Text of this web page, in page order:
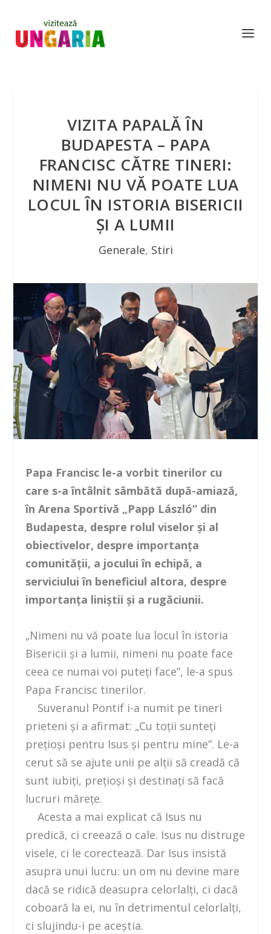
VIZITA PAPALĂ ÎN
BUDAPESTA – PAPA
FRANCISC CĂTRE TINERI:
NIMENI NU VĂ POATE LUA
LOCUL ÎN ISTORIA BISERICII
ŞI A LUMII
Generale, Stiri
Papa Francisc le-a vorbit tinerilor cu
care s-a întâlnit sâmbătă după-amiază,
în Arena Sportivă „Papp László” din
Budapesta, despre rolul viselor şi al
obiectivelor, despre importanţa
comunităţii, a jocului în echipă, a
serviciului în beneficiul altora, despre
importanţa liniştii şi a rugăciunii.
„Nimeni nu vă poate lua locul în istoria
Bisericii şi a lumii, nimeni nu poate face
ceea ce numai voi puteţi face”, le-a spus
Papa Francisc tinerilor.
Suveranul Pontif i-a numit pe tineri
prieteni şi a afirmat: „Cu toţii sunteţi
preţioşi pentru Isus şi pentru mine”. Le-a
cerut să se ajute unii pe alţii să creadă că
sunt iubiţi, preţioşi şi destinaţi să facă
lucruri măreţe.
Acesta a mai explicat că Isus nu
predică, ci creează o cale. Isus nu distruge
visele, ci le corectează. Dar Isus insistă
asupra unui lucru: un om nu devine mare
dacă se ridică deasupra celorlalţi, ci dacă
coboară la ei, nu în detrimentul celorlalţi,
ci slujindu-i pe aceştia.